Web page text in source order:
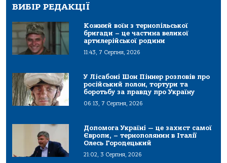
ВИБІР РЕДАКЦІЇ
Кожний воїн з тернопільської
бригади – це частина великої
артилерійської родини
11:43, 7 Серпня, 2026
У Лісабоні Шон Піннер розповів про
російський полон, тортури та
боротьбу за правду про Україну
06:13, 7 Серпня, 2026
Допомога Україні — це захист самої
Європи, – тернополянин в Італії
Олесь Городецький
21:02, 3 Серпня, 2026